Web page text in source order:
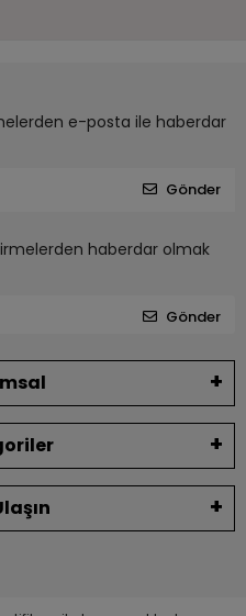
e-posta ile haberdar
Gönder
haberdar olmak
Gönder